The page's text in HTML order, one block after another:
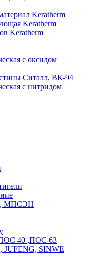
Keratherm
Keratherm
Keratherm
с оксидом
Ситалл, ВК-94
с нитридом
МПСЭН
40 ,ПОС 63
SINWE